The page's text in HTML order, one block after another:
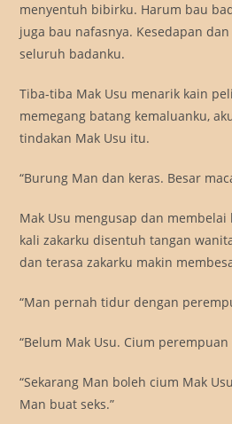
menyentuh bibirku. Harum bau
juga bau nafasnya. Kesedapan
seluruh badanku.
Tiba-tiba Mak Usu menarik kain
memegang batang kemaluanku,
tindakan Mak Usu itu.
“Burung Man dan keras. Besar
Mak Usu mengusap dan
kali zakarku disentuh tangan
dan terasa zakarku makin
“Man pernah tidur dengan
“Belum Mak Usu. Cium
“Sekarang Man boleh cium Mak
Man buat seks.”